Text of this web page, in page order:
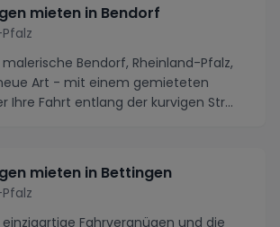
mieten in Bendorf
malerische Bendorf, Rheinland-Pfalz,
Art - mit einem gemieteten
Ihre Fahrt entlang der kurvigen Str...
mieten in Bettingen
einzigartige Fahrvergnügen und die